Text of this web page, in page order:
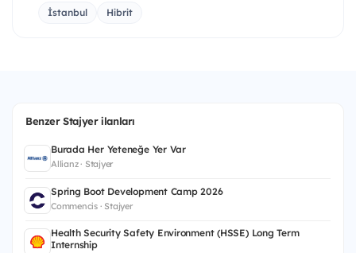
İstanbul Hibrit
Benzer Stajyer ilanları
Burada Her Yeteneğe Yer Var
Allianz · Stajyer
Spring Boot Development Camp 2026
Commencis · Stajyer
Health Security Safety Environment (HSSE) Long Term
Internship